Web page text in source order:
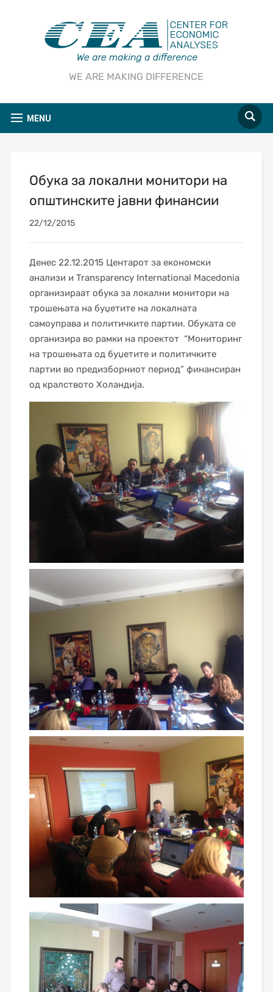
WE ARE MAKING DIFFERENCE
MENU
Обука за локални монитори на
општинските јавни финансии
22/12/2015
Денес 22.12.2015 Центарот за економски
анализи и Transparency International Macedonia
организираат обука за локални монитори на
трошењата на буџетите на локалната
самоуправа и политичките партии. Обуката се
организира во рамки на проектот “Мониторинг
на трошењата од буџетите и политичките
партии во предизборниот период” финансиран
од кралството Холандија.